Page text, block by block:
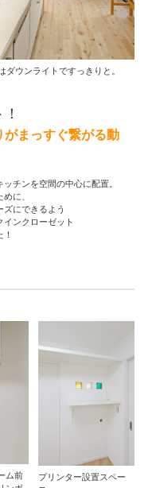
ダウンライトですっきりと。
がまっすぐ繋がる動
チンを空間の中心に配置。
に、
にできるよう
ンクローゼット
ム前
プリンター設置スペー